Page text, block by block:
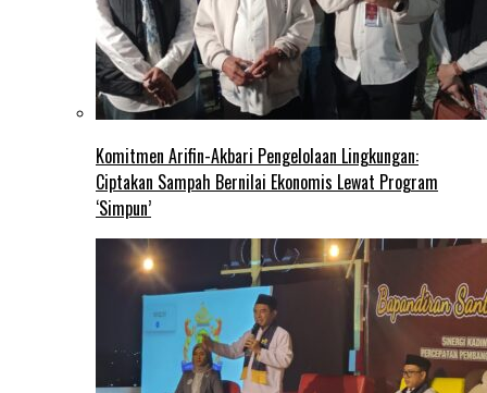
Komitmen Arifin-Akbari Pengelolaan Lingkungan:
Ciptakan Sampah Bernilai Ekonomis Lewat Program
‘Simpun’